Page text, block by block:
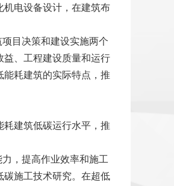
电设备设计，在建筑布
目决策和建设实施两个
、工程建设质量和运行
耗建筑的实际特点，推
建筑低碳运行水平，推
，提高作业效率和施工
施工技术研究。在超低